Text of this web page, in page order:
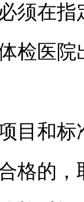
在指定
检医
和标
格的